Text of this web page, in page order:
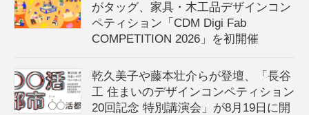
がタッグ、家具・木工品デザインコン
ペティション「CDM Digi Fab
COMPETITION 2026」を初開催
乾久美子や藤本壮介らが登壇、「長谷
工 住まいのデザインコンペティション
20回記念 特別講演会」が8月19日に開